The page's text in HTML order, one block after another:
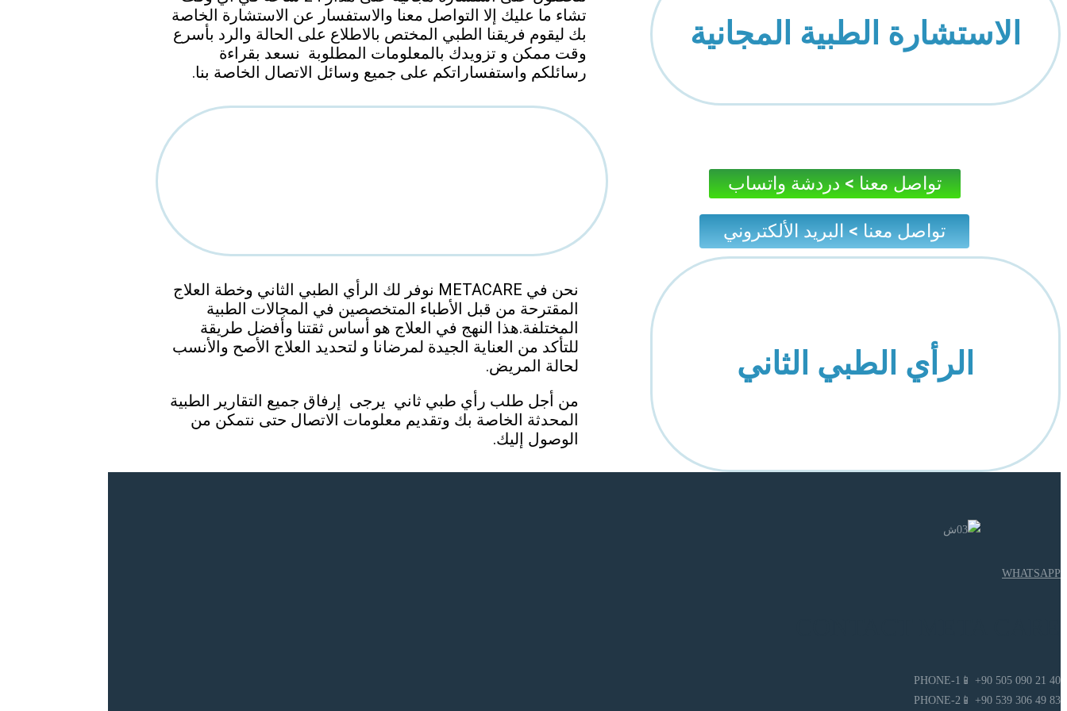
الاستشارة الطبية المجانية
تشاء ما عليك إلا التواصل معنا والاستفسار عن الاستشارة الخاصة
بك ليقوم فريقنا الطبي المختص بالاطلاع على الحالة والرد بأسرع
وقت ممكن
نسعد بقراءة
رسائلكم واستفساراتكم على جميع وسائل الاتصال الخاصة بنا.
تواصل معنا > دردشة واتساب
تواصل معنا > البريد الألكتروني
الرأي الطبي الثاني
نحن في METACARE نوفر لك الرأي الطبي الثاني وخطة العلاج
المقترحة من قبل الأطباء المتخصصين في المجالات الطبية
المختلفة.هذا النهج في العلاج هو أساس ثقتنا وأفضل طريقة
للتأكد من العناية الجيدة لمرضانا و لتحديد العلاج الأصح والأنسب
لحالة المريض.
من أجل طلب رأي طبي ثاني يرجى إرفاق جميع التقارير الطبية
المحدثة الخاصة بك وتقديم معلومات الاتصال حتى نتمكن من
الوصول إليك.
WHATSAPP
PHONE-1📱 +90 505 090 21 40
PHONE-2📱 +90 539 306 49 83